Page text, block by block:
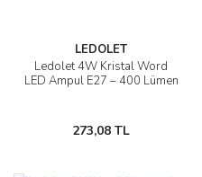
LEDOLET
Ledolet 4W Kristal Word
LED Ampul E27 – 400 Lümen
273,08 TL